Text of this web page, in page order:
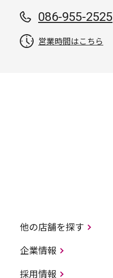
086-955-2525
営業時間はこちら
他の店舗を探す
企業情報
採用情報